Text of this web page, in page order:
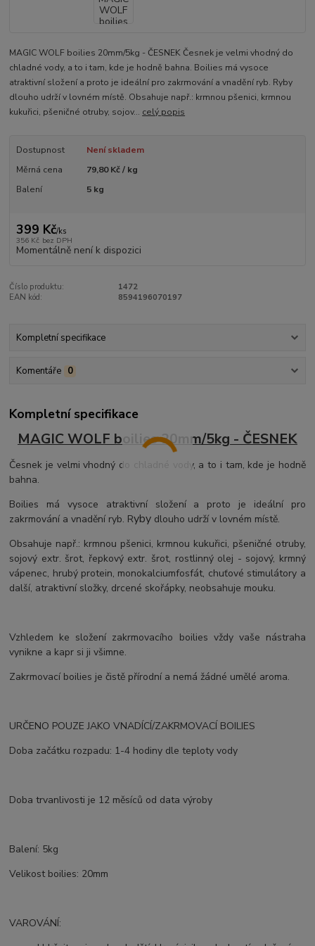
MAGIC WOLF boilies 20mm/5kg - ČESNEK Česnek je velmi vhodný do
chladné vody, a to i tam, kde je hodně bahna. Boilies má vysoce
atraktivní složení a proto je ideální pro zakrmování a vnadění ryb. Ryby
dlouho udrží v lovném místě. Obsahuje např.: krmnou pšenici, krmnou
kukuřici, pšeničné otruby, sojov... celý popis
Dostupnost
Není skladem
Měrná cena
79,80 Kč / kg
Balení
5 kg
399 Kč/ks
356 Kč bez DPH
Momentálně není k dispozici
Číslo produktu:
1472
EAN kód:
8594196070197
Kompletní specifikace
Komentáře 0
Kompletní specifikace
MAGIC WOLF boilies 20mm/5kg - ČESNEK
Česnek je velmi vhodný do chladné vody, a to i tam, kde je hodně
bahna.
Boilies má vysoce atraktivní složení a proto je ideální pro
zakrmování a vnadění ryb. Ryby dlouho udrží v lovném místě.
Obsahuje např.: krmnou pšenici, krmnou kukuřici, pšeničné otruby,
sojový extr. šrot, řepkový extr. šrot, rostlinný olej - sojový, krmný
vápenec, hrubý protein, monokalciumfosfát, chuťové stimulátory a
další, atraktivní složky, drcené skořápky, neobsahuje mouku.
Vzhledem ke složení zakrmovacího boilies vždy vaše nástraha
vynikne a kapr si ji všimne.
Zakrmovací boilies je čistě přírodní a nemá žádné umělé aroma.
URČENO POUZE JAKO VNADÍCÍ/ZAKRMOVACÍ BOILIES
Doba začátku rozpadu: 1-4 hodiny dle teploty vody
Doba trvanlivosti je 12 měsíců od data výroby
Balení: 5kg
Velikost boilies: 20mm
VAROVÁNÍ: